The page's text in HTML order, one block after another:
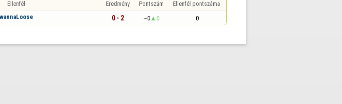
Ellenfél Eredmény Pontszám Ellenfél pontszáma
wannaLoose 0 - 2 ~0 0 0